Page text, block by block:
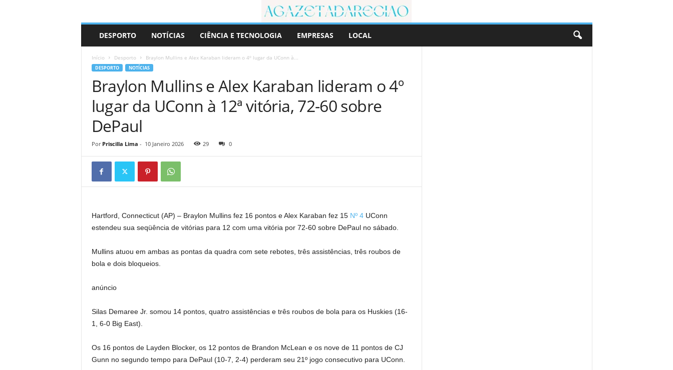
r
DESPORTO NOTÍCIAS CIÊNCIA E TECNOLOGIA EMPRESAS LOCAL
Início Desporto Braylon Mullins e Alex Karaban lideram o 4º lugar da UConn à...
DESPORTO NOTÍCIAS
Braylon Mullins e Alex Karaban lideram o 4º
lugar da UConn à 12ª vitória, 72-60 sobre
DePaul
Por Priscilla Lima - 10 Janeiro 2026 29 0
Hartford, Connecticut (AP) – Braylon Mullins fez 16 pontos e Alex Karaban fez 15 Nº 4UConn
estendeu sua seqüência de vitórias para 12 com uma vitória por 72-60 sobre DePaul no sábado.
Mullins atuou em ambas as pontas da quadra com sete rebotes, três assistências, três roubos de
bola e dois bloqueios.
anúncio
Silas Demaree Jr. somou 14 pontos, quatro assistências e três roubos de bola para os Huskies (16-
1, 6-0 Big East).
Os 16 pontos de Layden Blocker, os 12 pontos de Brandon McLean e os nove de 11 pontos de CJ
Gunn no segundo tempo para DePaul (10-7, 2-4) perderam seu 21º jogo consecutivo para UConn.